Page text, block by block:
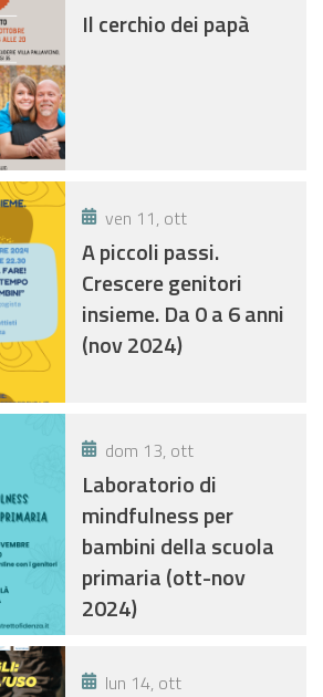
Il cerchio dei papà
ven 11, ott
A piccoli passi.
Crescere genitori
insieme. Da 0 a 6 anni
(nov 2024)
dom 13, ott
Laboratorio di
mindfulness per
bambini della scuola
primaria (ott-nov
2024)
lun 14, ott